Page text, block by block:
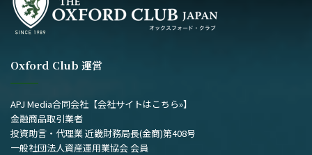
Oxford Club 運営
APJ Media合同会社 【会社サイトはこちら»】
金融商品取引業者
投資助言・代理業 近畿財務局長(金商)第408号
一般社団法人資産運用業協会 会員